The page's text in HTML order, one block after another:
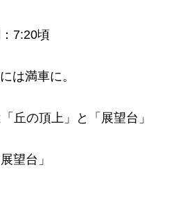
7:20頃
は満車に。
丘の頂上」と「展望台」
望台」